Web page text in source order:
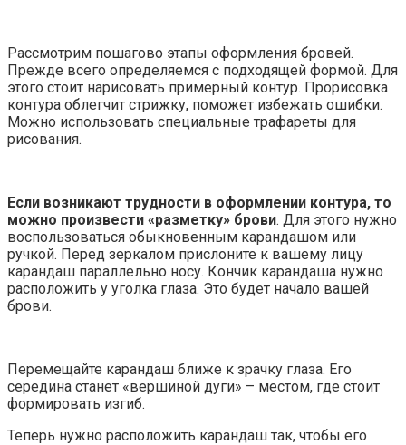
Рассмотрим пошагово этапы оформления бровей.
Прежде всего определяемся с подходящей формой. Для
этого стоит нарисовать примерный контур. Прорисовка
контура облегчит стрижку, поможет избежать ошибки.
Можно использовать специальные трафареты для
рисования.
Если возникают трудности в оформлении контура, то
можно произвести «разметку» брови. Для этого нужно
воспользоваться обыкновенным карандашом или
ручкой. Перед зеркалом прислоните к вашему лицу
карандаш параллельно носу. Кончик карандаша нужно
расположить у уголка глаза. Это будет начало вашей
брови.
Перемещайте карандаш ближе к зрачку глаза. Его
середина станет «вершиной дуги» – местом, где стоит
формировать изгиб.
Теперь нужно расположить карандаш так, чтобы его